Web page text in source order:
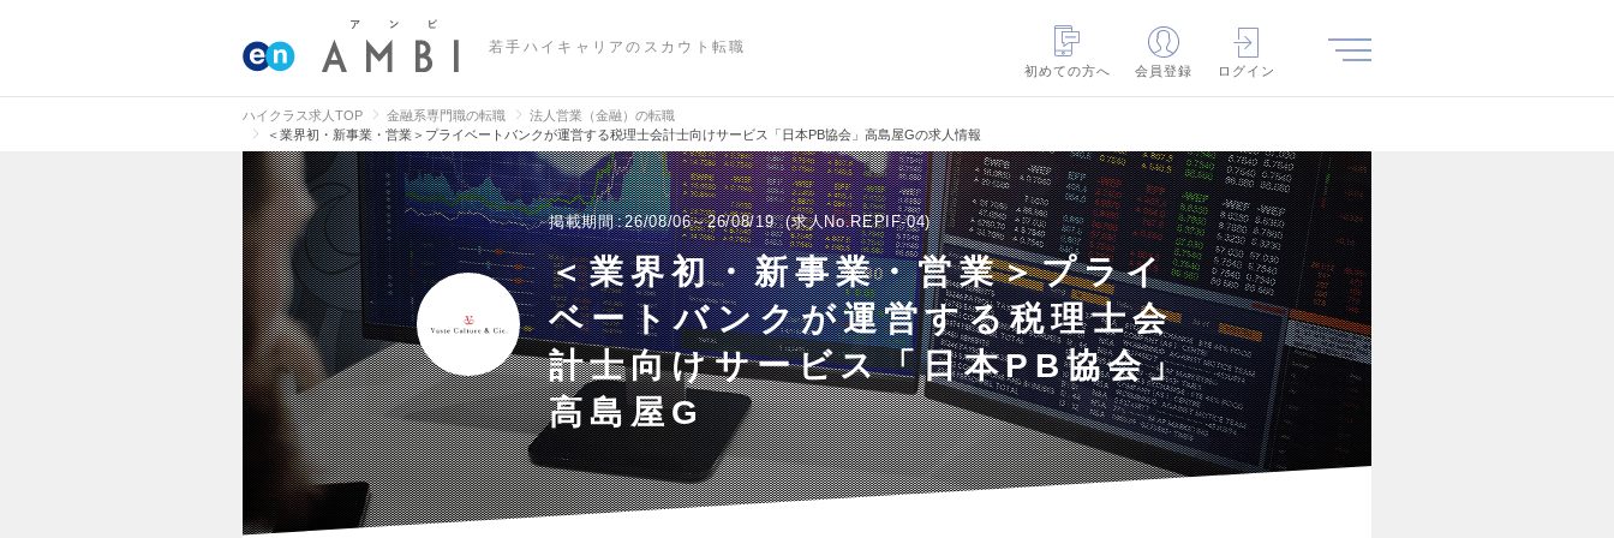
若手ハイキャリアのスカウト転職
初めての方へ
会員登録 ログイン
ハイクラス求人TOP 金融系専門職の転職
法人営業（金融）の転職
＜業界初・新事業・営業＞プライベートバンクが運営する税理士会計士向けサービス「日本PB協会」高島屋Gの求人情報
掲載期間 26/08/06～26/08/19 求人No.REPIF-04
＜業界初・新事業・営業＞プライ
ベートバンクが運営する税理士会
計士向けサービス「日本PB協会」
高島屋G